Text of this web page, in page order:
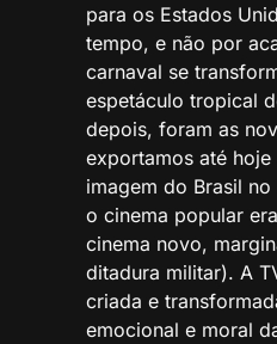
para os Estados
tempo, e não por
carnaval se
espetáculo tropical
depois, foram as
exportamos até
imagem do Brasil
o cinema popular
cinema novo,
ditadura militar). A
criada e
emocional e moral